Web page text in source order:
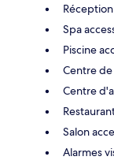
Spa
Piscine
Centre
Centre
Salon
Alarmes